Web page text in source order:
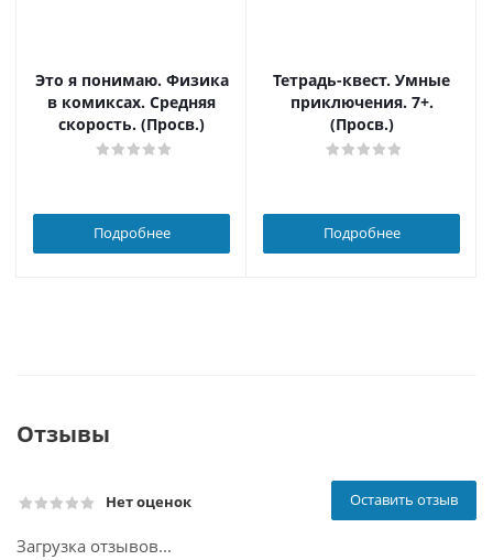
Это я понимаю. Физика
в комиксах. Средняя
скорость. (Просв.)
Подробнее
Тетрадь-квест. Умные
приключения. 7+.
(Просв.)
Подробнее
Отзывы
Нет оценок Оставить отзыв
Загрузка отзывов...